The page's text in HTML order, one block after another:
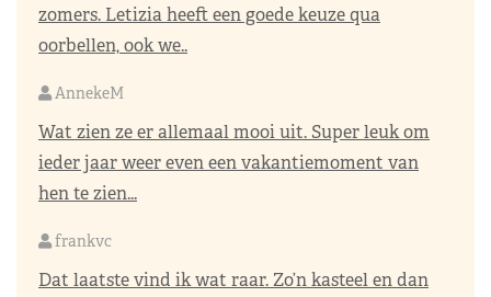
zomers. Letizia heeft een goede keuze qua
oorbellen, ook we..
AnnekeM
Wat zien ze er allemaal mooi uit. Super leuk om
ieder jaar weer even een vakantiemoment van
hen te zien...
frankvc
Dat laatste vind ik wat raar. Zo’n kasteel en dan